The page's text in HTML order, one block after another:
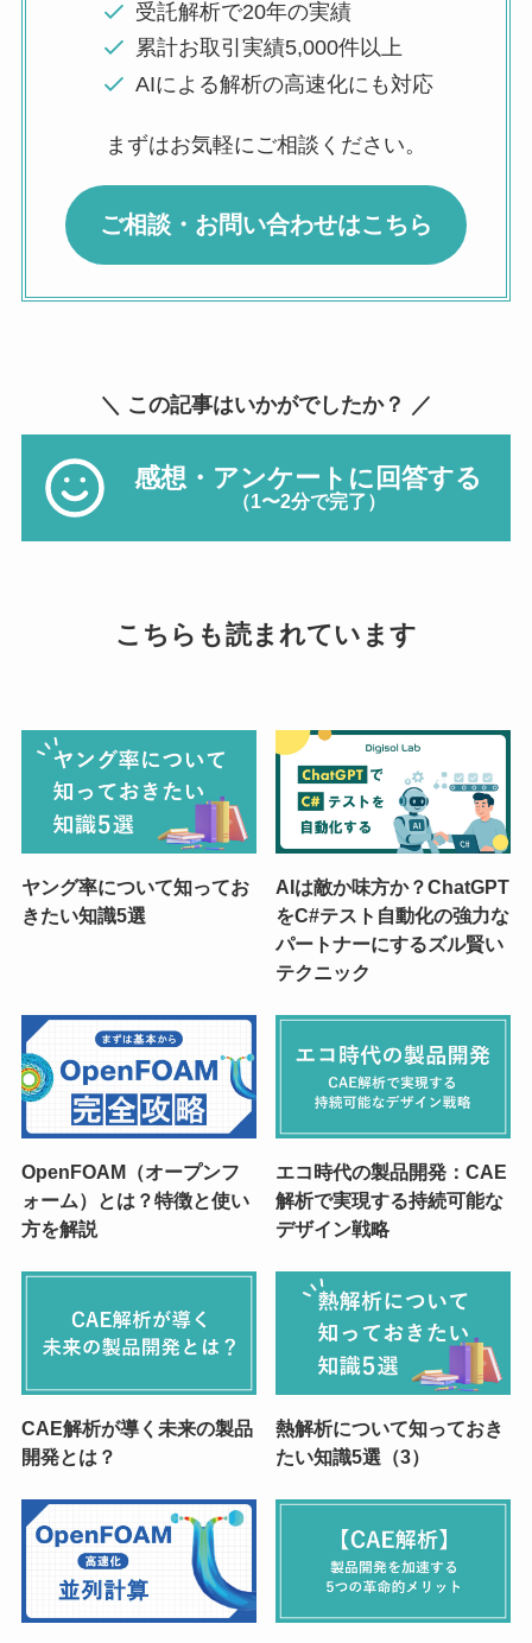
受託解析で20年の実績
累計お取引実績5,000件以上
AIによる解析の高速化にも対応
まずはお気軽にご相談ください。
ご相談・お問い合わせはこちら
＼ この記事はいかがでしたか？ ／
感想・アンケートに回答する
（1〜2分で完了）
こちらも読まれています
ヤング率について知ってお
きたい知識5選
AIは敵か味方か？ChatGPT
をC#テスト自動化の強力な
パートナーにするズル賢い
テクニック
OpenFOAM（オープンフ
ォーム）とは？特徴と使い
方を解説
エコ時代の製品開発：CAE
解析で実現する持続可能な
デザイン戦略
CAE解析が導く未来の製品
開発とは？
熱解析について知っておき
たい知識5選（3）